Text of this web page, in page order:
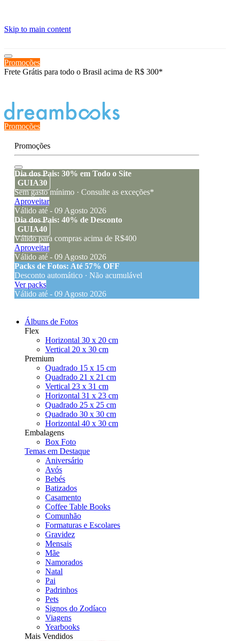
Skip to main content
Promoções
Frete Grátis para todo o Brasil acima de R$ 300*
Promoções
Promoções
Dia dos Pais: 30% em Todo o Site
GUIA30
Sem gasto mínimo · Consulte as exceções*
Aproveitar
Válido até - 09 Agosto 2026
Dia dos Pais: 40% de Desconto
GUIA40
Válido para compras acima de R$400
Aproveitar
Válido até - 09 Agosto 2026
Packs de Fotos: Até 57% OFF
Desconto automático · Não acumulável
Ver packs
Válido até - 09 Agosto 2026
Álbuns de Fotos
Flex
Horizontal 30 x 20 cm
Vertical 20 x 30 cm
Premium
Quadrado 15 x 15 cm
Quadrado 21 x 21 cm
Vertical 23 x 31 cm
Horizontal 31 x 23 cm
Quadrado 25 x 25 cm
Quadrado 30 x 30 cm
Horizontal 40 x 30 cm
Embalagens
Box Foto
Temas em Destaque
Aniversário
Avós
Bebés
Batizados
Casamento
Coffee Table Books
Comunhão
Formaturas e Escolares
Gravidez
Mensais
Mãe
Namorados
Natal
Pai
Padrinhos
Pets
Signos do Zodíaco
Viagens
Yearbooks
Mais Vendidos
≡